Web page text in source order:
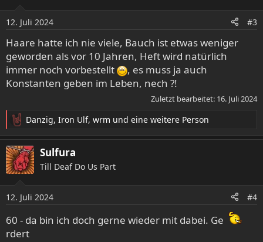
n
e
n
:
12. Juli 2024 #3
Haare hatte ich nie viele, Bauch ist etwas weniger
geworden als vor 10 Jahren, Heft wird natürlich
immer noch vorbestellt
, es muss ja auch
Konstanten geben im Leben, nech ?!
Zuletzt bearbeitet: 16. Juli 2024
R
e
a
k
t
n
n
:
Danzig, Iron Ulf, wrm und eine weitere Person
Sulfura
Till Deaf Do Us Part
12. Juli 2024 #4
60 - da bin ich doch gerne wieder mit dabei. Ge
rdert